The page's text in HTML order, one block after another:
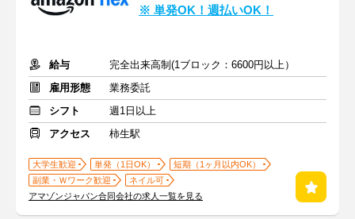
※ 単発OK！週払いOK！
給与
完全出来高制(1ブロック：6600円以上）
雇用形態
業務委託
シフト
週1日以上
アクセス
柿生駅
大学生歓迎 単発（1日OK）
短期（1ヶ月以内OK）
副業・Ｗワーク歓迎
ネイル可
アマゾンジャパン合同会社の求人一覧を見る